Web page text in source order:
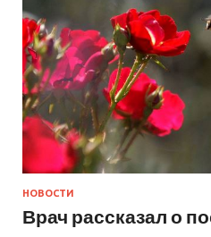
НОВОСТИ
Врач рассказал о